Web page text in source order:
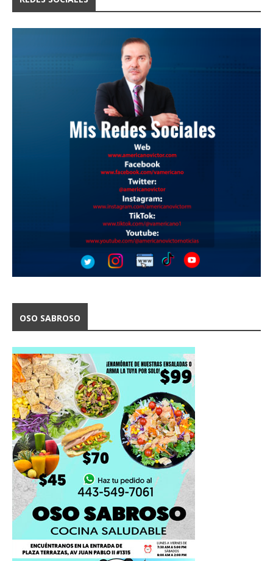
OSO SABROSO